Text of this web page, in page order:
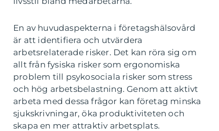
En av huvudaspekterna i företagshälsovård
är att identifiera och utvärdera
arbetsrelaterade risker. Det kan röra sig om
allt från fysiska risker som ergonomiska
problem till psykosociala risker som stress
och hög arbetsbelastning. Genom att aktivt
arbeta med dessa frågor kan företag minska
sjukskrivningar, öka produktiviteten och
skapa en mer attraktiv arbetsplats.